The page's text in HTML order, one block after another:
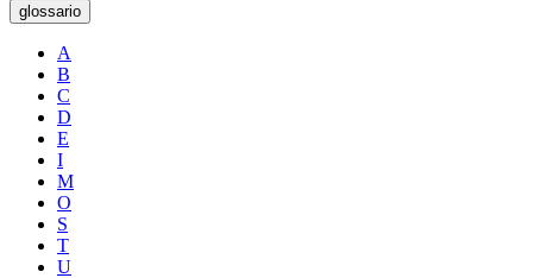
glossario
A
B
C
D
E
I
M
O
S
T
U